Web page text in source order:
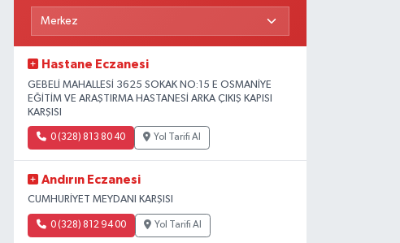
Hastane Eczanesi
GEBELİ MAHALLESİ 3625 SOKAK NO:15 E OSMANİYE
EĞİTİM VE ARAŞTIRMA HASTANESİ ARKA ÇIKIŞ KAPISI
KARŞISI
0 (328) 813 80 40 Yol Tarifi Al
Andırın Eczanesi
CUMHURİYET MEYDANI KARŞISI
0 (328) 812 94 00 Yol Tarifi Al